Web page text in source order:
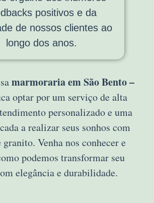
positivos e da
de nossos clientes ao
longo dos anos.
marmoraria em São Bento –
optar por um serviço de alta
personalizado e uma
a realizar seus sonhos com
Venha nos conhecer e
podemos transformar seu
elegância e durabilidade.